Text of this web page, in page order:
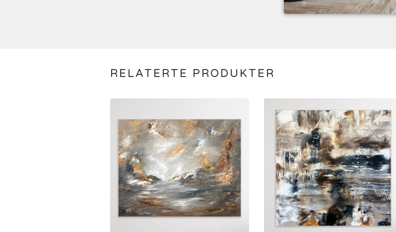
RELATERTE PRODUKTER